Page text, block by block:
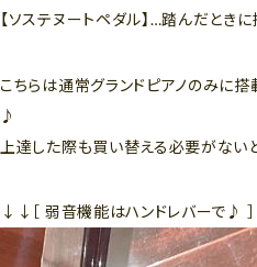
【ソステヌートペダル】…踏んだとき
こちらは通常グランドピアノのみに
♪
上達した際も買い替える必要がない
↓↓［ 弱音機能はハンドレバーで♪ ］